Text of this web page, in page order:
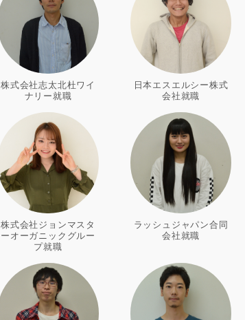
株式会社志太北杜ワイ
ナリー就職
日本エスエルシー株式
会社就職
株式会社ジョンマスタ
ーオーガニックグルー
プ就職
ラッシュジャパン合同
会社就職